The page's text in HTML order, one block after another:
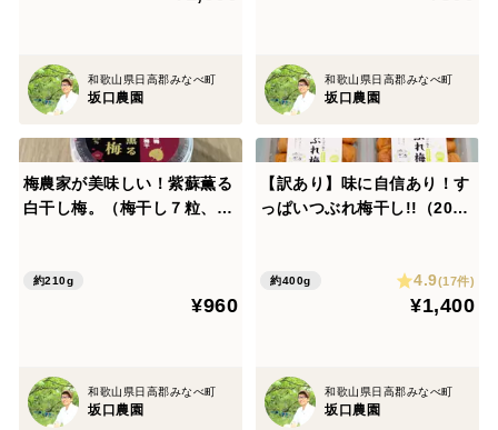
和歌山県日高郡みなべ町
坂口農園
和歌山県日高郡みなべ町
坂口農園
梅農家が美味しい！紫蘇薫る
白干し梅。（梅干し７粒、紫
約210g
¥960
和歌山県日高郡みなべ町
坂口農園
【訳あり】味に自信あり！す
っぱいつぶれ梅干し!!（200g
約400g 4.9(17件)
¥1,400
和歌山県日高郡みなべ町
坂口農園